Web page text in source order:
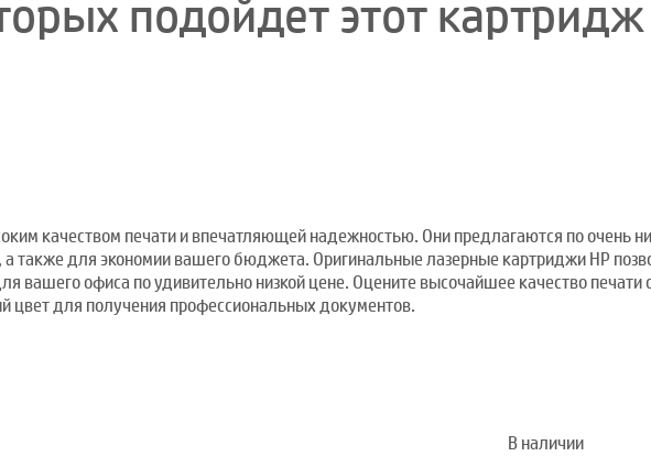
подойдет этот картридж
качеством печати и впечатляющей надежностью. Они предлагаются по очень
также для экономии вашего бюджета. Оригинальные лазерные картриджи HP
вашего офиса по удивительно низкой цене. Оцените высочайшее качество
цвет для получения профессиональных документов.
В наличии